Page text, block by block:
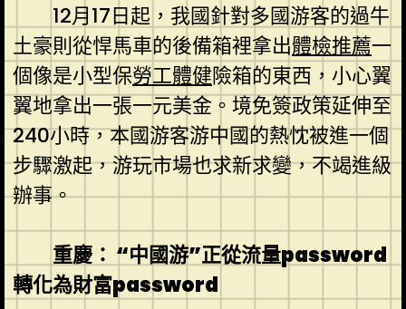
12月17日起，我國針對多國游客的過牛
土豪則從悍馬車的後備箱裡拿出體檢推薦一
個像是小型保勞工體健險箱的東西，小心翼
翼地拿出一張一元美金。境免簽政策延伸至
240小時，本國游客游中國的熱忱被進一個
步驟激起，游玩市場也求新求變，不竭進級
辦事。
重慶： “中國游”正從流量password
轉化為財富password